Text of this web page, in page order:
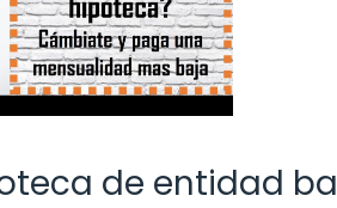
de entidad